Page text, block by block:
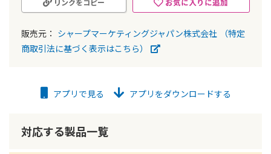
リンクをコピー
販売元： シャープマーケティングジャパン株式会社
（特定
商取引法に基づく表示はこちら）
アプリで見る アプリをダウンロードする
対応する製品一覧